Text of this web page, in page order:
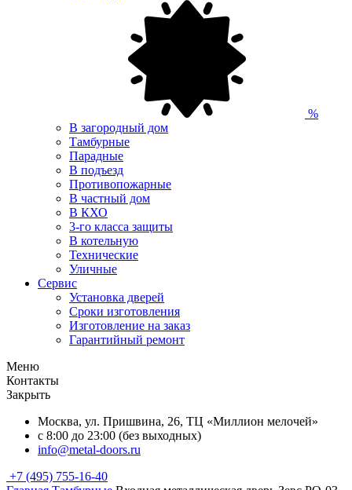
%
В загородный дом
Тамбурные
Парадные
В подъезд
Противопожарные
В частный дом
В КХО
3-го класса защиты
В котельную
Технические
Уличные
Сервис
Установка дверей
Сроки изготовления
Изготовление на заказ
Гарантийный ремонт
Меню
Контакты
Закрыть
Москва, ул. Пришвина, 26, ТЦ «Миллион мелочей»
с 8:00 до 23:00 (без выходных)
info@metal-doors.ru
+7 (495) 755-16-40